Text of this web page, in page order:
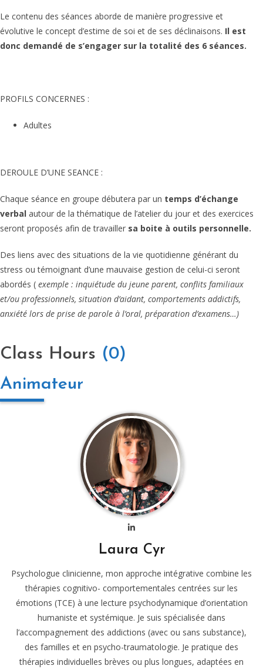
Le contenu des séances aborde de manière progressive et
évolutive le concept d’estime de soi et de ses déclinaisons. Il est
donc demandé de s’engager sur la totalité des 6 séances.
PROFILS CONCERNES :
Adultes
DEROULE D’UNE SEANCE :
Chaque séance en groupe débutera par un temps d’échange
verbal autour de la thématique de l’atelier du jour et des exercices
seront proposés afin de travailler sa boite à outils personnelle.
Des liens avec des situations de la vie quotidienne générant du
stress ou témoignant d’une mauvaise gestion de celui-ci seront
abordés ( exemple : inquiétude du jeune parent, conflits familiaux
et/ou professionnels, situation d’aidant, comportements addictifs,
anxiété lors de prise de parole à l’oral, préparation d’examens…)
Class Hours (0)
Animateur
Laura Cyr
Psychologue clinicienne, mon approche intégrative combine les
thérapies cognitivo- comportementales centrées sur les
émotions (TCE) à une lecture psychodynamique d’orientation
humaniste et systémique. Je suis spécialisée dans
l’accompagnement des addictions (avec ou sans substance),
des familles et en psycho-traumatologie. Je pratique des
thérapies individuelles brèves ou plus longues, adaptées en